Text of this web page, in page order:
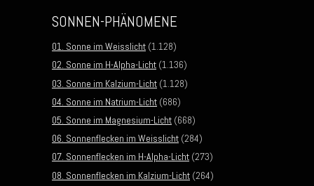
SONNEN-PHÄNOMENE
01. Sonne im Weisslicht (1.128)
02. Sonne im H-Alpha-Licht (1.136)
03. Sonne im Kalzium-Licht (1.128)
04. Sonne im Natrium-Licht (686)
05. Sonne im Magnesium-Licht (668)
06. Sonnenflecken im Weisslicht (284)
07. Sonnenflecken im H-Alpha-Licht (273)
08. Sonnenflecken im Kalzium-Licht (264)